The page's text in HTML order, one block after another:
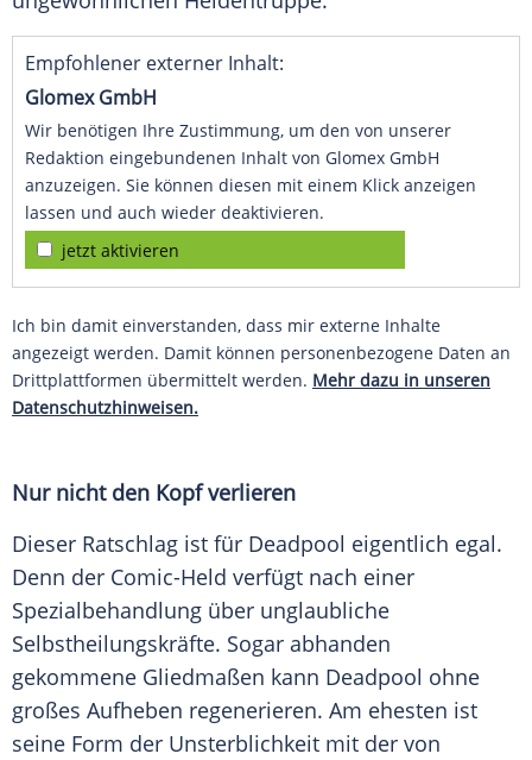
Empfohlener externer Inhalt:
Glomex GmbH
Wir benötigen Ihre Zustimmung, um den von unserer
Redaktion eingebundenen Inhalt von Glomex GmbH
anzuzeigen. Sie können diesen mit einem Klick anzeigen
lassen und auch wieder deaktivieren.
jetzt aktivieren
Ich bin damit einverstanden, dass mir externe Inhalte
angezeigt werden. Damit können personenbezogene Daten an
Drittplattformen übermittelt werden. Mehr dazu in unseren
Datenschutzhinweisen.
Nur nicht den Kopf verlieren
Dieser Ratschlag ist für Deadpool eigentlich egal.
Denn der Comic-Held verfügt nach einer
Spezialbehandlung über unglaubliche
Selbstheilungskräfte. Sogar abhanden
gekommene Gliedmaßen kann Deadpool ohne
großes Aufheben regenerieren. Am ehesten ist
seine Form der Unsterblichkeit mit der von